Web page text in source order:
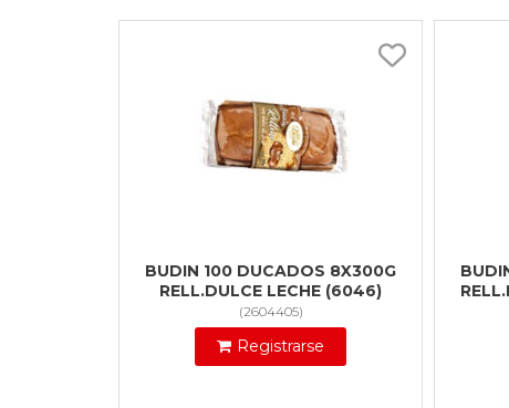
BUDIN 100 DUCADOS 8X300G
RELL.DULCE LECHE (6046)
(2604405)
Registrarse